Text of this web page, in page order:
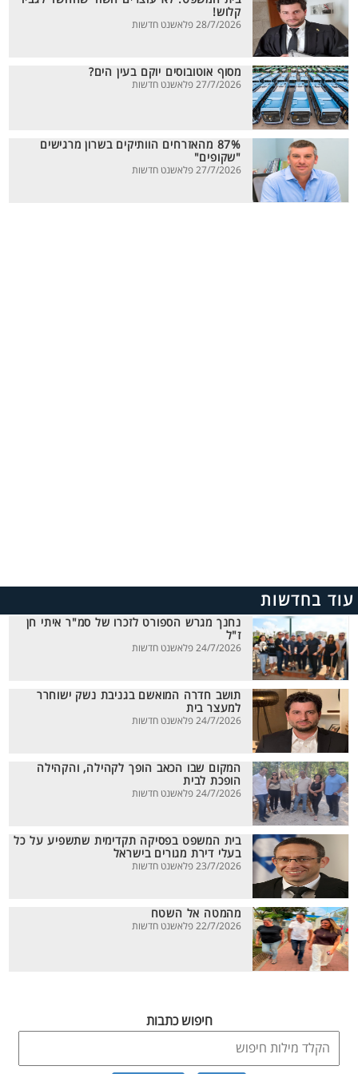
קלוש!
28/7/2026 פלאשנט חדשות
מסוף אוטובוסים יוקם בעין הים?
27/7/2026 פלאשנט חדשות
87% מהאזרחים הוותיקים בשרון מרגישים
"שקופים"
27/7/2026 פלאשנט חדשות
עוד בחדשות
נחנך מגרש הספורט לזכרו של סמ"ר איתי חן
ז"ל
24/7/2026 פלאשנט חדשות
תושב חדרה המואשם בגניבת נשק ישוחרר
למעצר בית
24/7/2026 פלאשנט חדשות
המקום שבו הכאב הופך לקהילה, והקהילה
הופכת לבית
24/7/2026 פלאשנט חדשות
בית המשפט בפסיקה תקדימית שתשפיע על כל
בעלי דירת מגורים בישראל
23/7/2026 פלאשנט חדשות
מהמטה אל השטח
22/7/2026 פלאשנט חדשות
חיפוש כתבות